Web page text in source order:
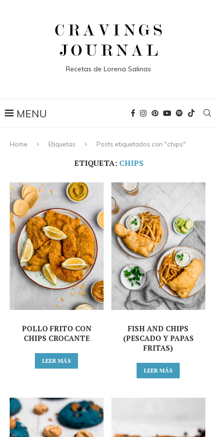
Recetas de Lorena Salinas
Home Etiquetas Posts etiquetados con "chips"
ETIQUETA: CHIPS
POLLO FRITO CON
CHIPS CROCANTE
LEER MÁS
FISH AND CHIPS
(PESCADO Y PAPAS
FRITAS)
LEER MÁS